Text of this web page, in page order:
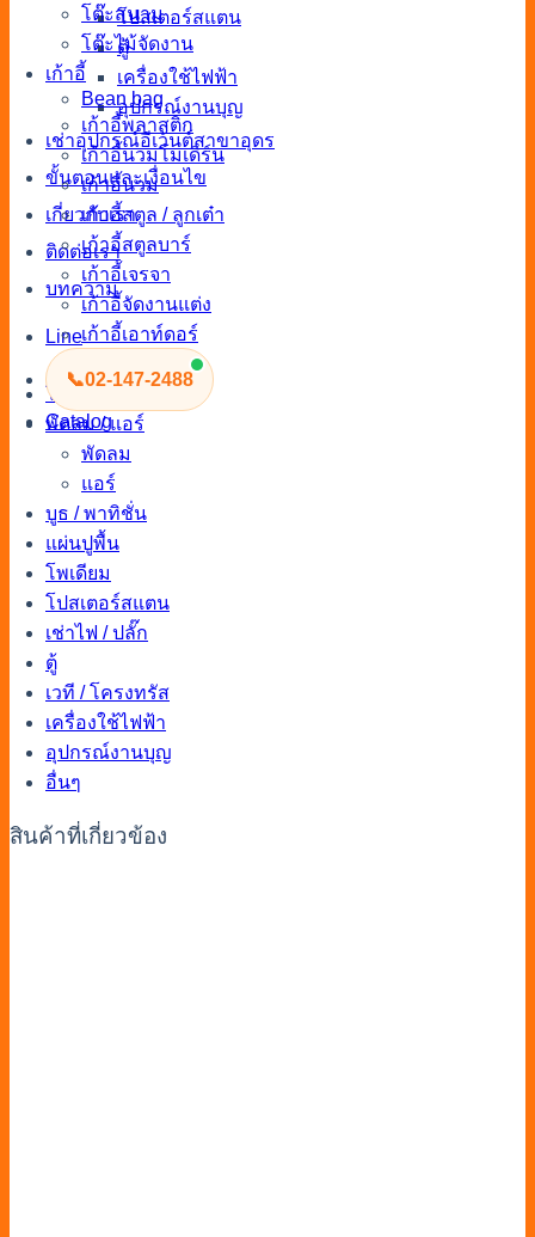
โปสเตอร์สแตน
ตู้
เครื่องใช้ไฟฟ้า
อุปกรณ์งานบุญ
เช่าอุปกรณ์อีเว้นต์สาขาอุดร
ขั้นตอนและเงื่อนไข
เกี่ยวกับเรา
ติดต่อเรา
บทความ
Line
📞02-147-2488
Catalog
โต๊ะสนาม
โต๊ะไม้จัดงาน
เก้าอี้
Bean bag
เก้าอี้พลาสติก
เก้าอี้นวมโมเดิร์น
เก้าอี้นวม
เก้าอี้สตูล / ลูกเต๋า
เก้าอี้สตูลบาร์
เก้าอี้เจรจา
เก้าอี้จัดงานแต่ง
เก้าอี้เอาท์ดอร์
โซฟา
พัดลม / แอร์
พัดลม
แอร์
บูธ / พาทิชั่น
แผ่นปูพื้น
โพเดียม
โปสเตอร์สแตน
เช่าไฟ / ปลั๊ก
ตู้
เวที / โครงทรัส
เครื่องใช้ไฟฟ้า
อุปกรณ์งานบุญ
อื่นๆ
สินค้าที่เกี่ยวข้อง